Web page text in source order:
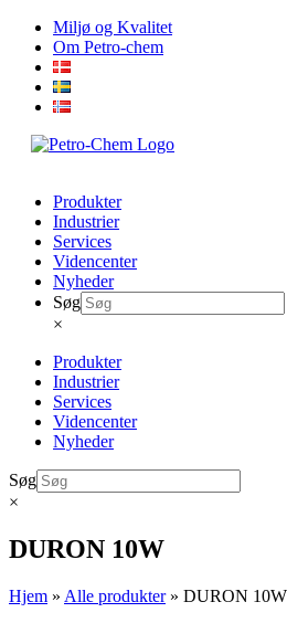
Skip
content
Miljø og Kvalitet
Om Petro-chem
Produkter
Industrier
Services
Videncenter
Nyheder
Søg
×
Produkter
Industrier
Services
Videncenter
Nyheder
Søg
×
DURON 10W
Hjem » Alle produkter» DURON 10W